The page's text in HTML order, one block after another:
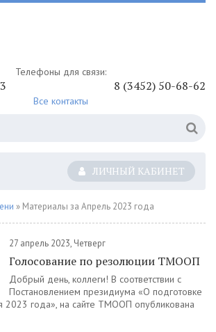
Телефоны для связи:
8 (3452) 50-68-62
Все контакты
ЛИЧНЫЙ КАБИНЕТ
» Материалы за Апрель 2023 года
27 апрель 2023, Четверг
Голосование по резолюции ТМООП
Добрый день, коллеги! В соответствии с
Постановлением президиума «О подготовке
2023 года», на сайте ТМООП опубликована